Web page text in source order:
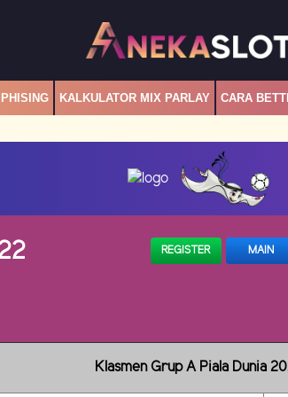
PHISING KALKULATOR MIX PARLAY CARA
REGISTER MAIN
Klasmen Grup A Piala Dunia